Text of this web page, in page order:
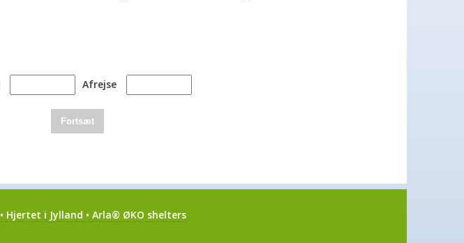
Afrejse
Fortsæt
• Hjertet i Jylland • Arla® ØKO shelters